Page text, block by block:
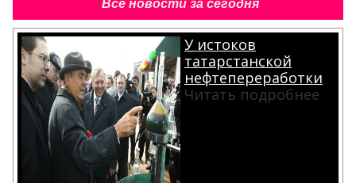
Все новости за сегодня
У истоков
татарстанской
нефтепереработки
Читать подробнее